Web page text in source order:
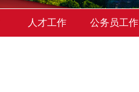
人才工作 公务员工作